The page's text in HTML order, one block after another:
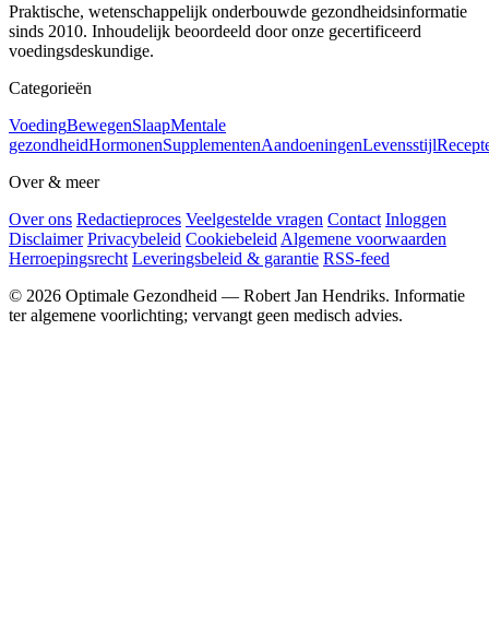
Praktische, wetenschappelijk onderbouwde gezondheidsinformatie
sinds 2010. Inhoudelijk beoordeeld door onze gecertificeerd
voedingsdeskundige.
Categorieën
VoedingBewegenSlaapMentale
gezondheidHormonenSupplementenAandoeningenLevensstijl
Over & meer
Over ons Redactieproces Veelgestelde vragen Contact Inloggen
Disclaimer Privacybeleid Cookiebeleid Algemene voorwaarden
Herroepingsrecht Leveringsbeleid & garantie RSS-feed
© 2026 Optimale Gezondheid — Robert Jan Hendriks. Informatie
ter algemene voorlichting; vervangt geen medisch advies.